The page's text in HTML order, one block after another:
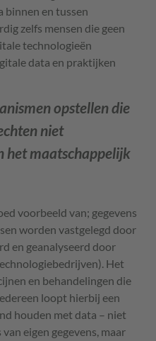
binnen en tussen
zelfs mensen die geen
technologieën
data en praktijken
opstellen die
niet
het maatschappelijk
voorbeeld van; gegevens
worden vastgelegd door
en geanalyseerd door
Het
en behandelingen die
loopt hierbij een
houden met data – niet
eigen gegevens, maar